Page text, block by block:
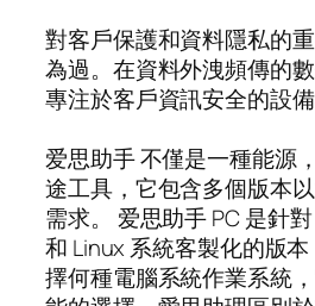
對客戶保護和資料隱私的
為過。在資料外洩頻傳的
專注於客戶資訊安全的設備
爱思助手 不僅是一種能源
途工具，它包含多個版本
需求。 爱思助手 PC 是針
和 Linux 系統客製化的版
擇何種電腦系統作業系統